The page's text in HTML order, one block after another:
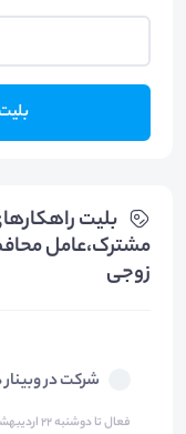
بلیت‌
مشترک،عامل
زوجی
شرکت در
فعال تا دوشنبه ۲۲ اردیبهشت ۱۴۰۴ ، ساعت ۱۶:۳۰